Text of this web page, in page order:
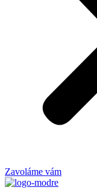
Zavoláme vám